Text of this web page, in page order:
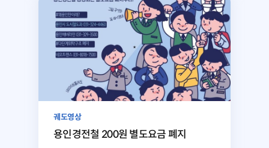
궤도영상
용인경전철 200원 별도요금 폐지